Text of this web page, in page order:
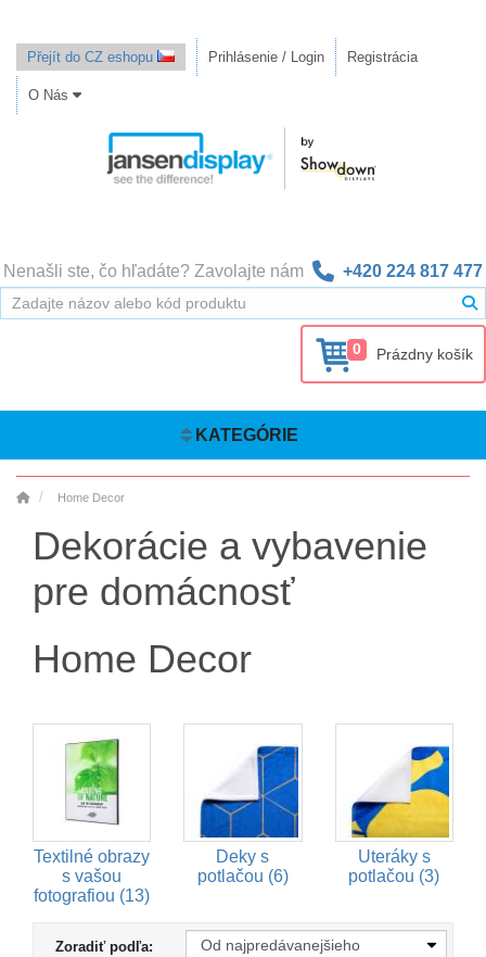
Přejít do CZ eshopu Prihlásenie / Login Registrácia
O Nás
Nenašli ste, čo hľadáte? Zavolajte nám +420 224 817 477
0 Prázdny košík
KATEGÓRIE
Home Decor
Dekorácie a vybavenie
pre domácnosť
Home Decor
Textilné obrazy
s vašou
fotografiou (13)
Deky s
potlačou (6)
Uteráky s
potlačou (3)
Zoradiť podľa: